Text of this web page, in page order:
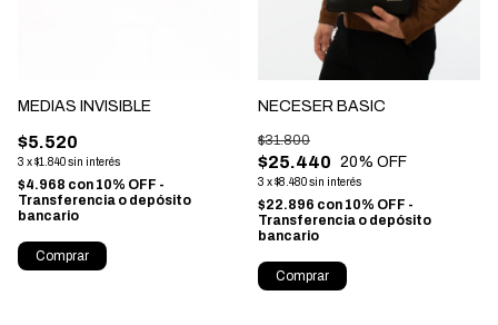
MEDIAS INVISIBLE
$5.520
3 x$1.840sin interés
$4.968 con 10% OFF -
Transferencia o depósito
bancario
Comprar
NECESER BASIC
$25.440
$31.800
20% OFF
3 x$8.480sin interés
$22.896 con 10% OFF -
Transferencia o depósito
bancario
Comprar